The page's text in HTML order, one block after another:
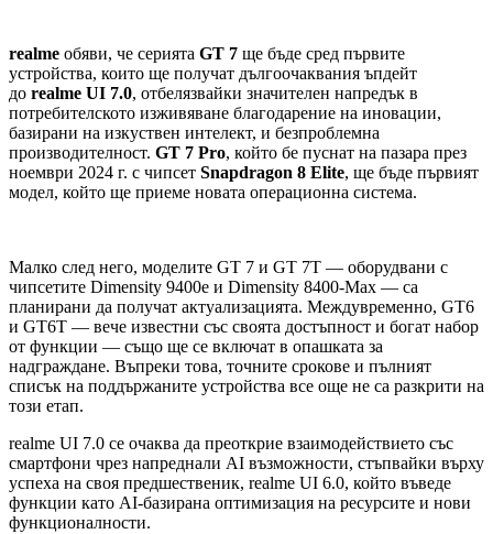
realme обяви, че серията GT 7 ще бъде сред първите
устройства, които ще получат дългоочаквания ъпдейт
до realme UI 7.0, отбелязвайки значителен напредък в
потребителското изживяване благодарение на иновации,
базирани на изкуствен интелект, и безпроблемна
производителност. GT 7 Pro, който бе пуснат на пазара през
ноември 2024 г. с чипсет Snapdragon 8 Elite, ще бъде първият
модел, който ще приеме новата операционна система.
Mалко след него, моделите GT 7 и GT 7T — оборудвани с
чипсетите Dimensity 9400e и Dimensity 8400-Max — са
планирани да получат актуализацията. Междувременно, GT6
и GT6T — вече известни със своята достъпност и богат набор
от функции — също ще се включат в опашката за
надграждане. Въпреки това, точните срокове и пълният
списък на поддържаните устройства все още не са разкрити на
този етап.
realme UI 7.0 се очаква да преоткрие взаимодействието със
смартфони чрез напреднали AI възможности, стъпвайки върху
успеха на своя предшественик, realme UI 6.0, който въведе
функции като AI-базирана оптимизация на ресурсите и нови
функционалности.